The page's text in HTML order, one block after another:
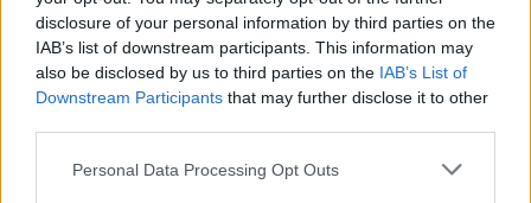
disclosure of your personal information by third parties on the
IAB’s list of downstream participants. This information may
also be disclosed by us to third parties on the IAB’s List of
Downstream Participants that may further disclose it to other
Personal Data Processing Opt Outs